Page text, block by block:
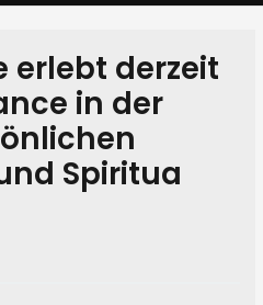
erlebt derzeit
in der
Spiritua